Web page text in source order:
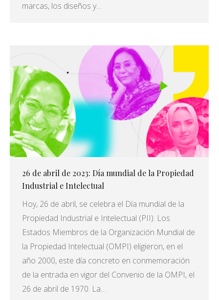
marcas, los diseños y…
26 de abril de 2023: Día mundial de la Propiedad
Industrial e Intelectual
Hoy, 26 de abril, se celebra el Día mundial de la
Propiedad Industrial e Intelectual (PII). Los
Estados Miembros de la Organización Mundial de
la Propiedad Intelectual (OMPI) eligieron, en el
año 2000, este día concreto en conmemoración
de la entrada en vigor del Convenio de la OMPI, el
26 de abril de 1970. La…